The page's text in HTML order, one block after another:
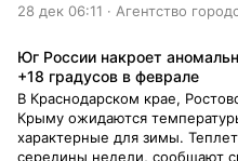
Гололедица. Температура
от минус 6 до минус 1 градуса.
западный, юго-западный, 5–10
говорится в сообщении.
что атмосферное давление
ртутного столба.
28 дек 06:11 · Агентство
Юг России накроет
+18 градусов в феврале
В Краснодарском крае,
Крыму ожидаются
характерные для зимы.
середины недели, сообщают